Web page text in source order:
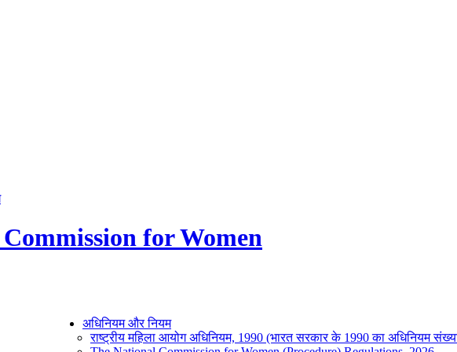
for Women
अधिनियम और नियम
राष्ट्रीय महिला आयोग अधिनियम, 1990 (भारत सरकार के 1990 का अधिनियम